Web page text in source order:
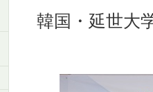
韓国・延世大